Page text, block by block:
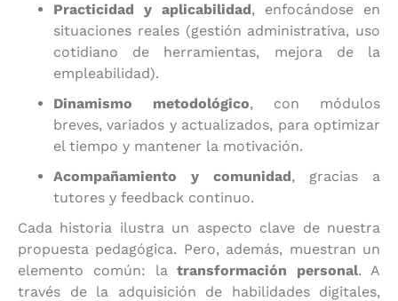
Practicidad y aplicabilidad, enfocándose en
situaciones reales (gestión administrativa, uso
cotidiano de herramientas, mejora de la
empleabilidad).
Dinamismo metodológico, con módulos
breves, variados y actualizados, para optimizar
el tiempo y mantener la motivación.
Acompañamiento y comunidad, gracias a
tutores y feedback continuo.
Cada historia ilustra un aspecto clave de nuestra
propuesta pedagógica. Pero, además, muestran un
elemento común: latransformación personal. A
través de la adquisición de habilidades digitales,